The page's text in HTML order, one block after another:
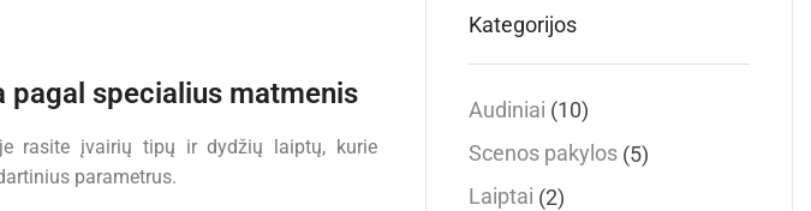
pagal specialius matmenis
rasite įvairių tipų ir dydžių laiptų, kurie
parametrus.
Kategorijos
Audiniai (10)
Scenos pakylos (5)
Laiptai (2)